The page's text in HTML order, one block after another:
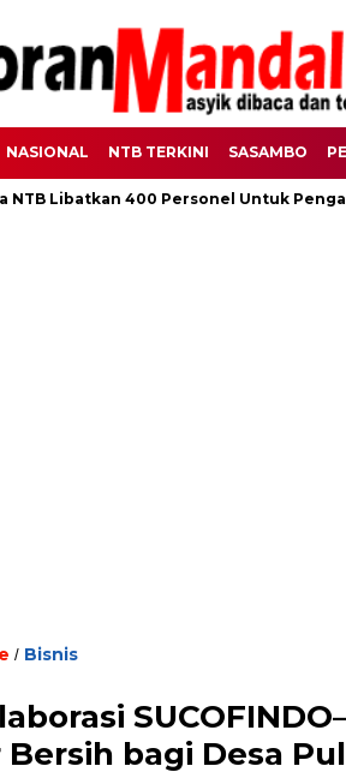
NASIONAL NTB TERKINI SASAMBO
NTB Libatkan 400 Personel Untuk
/ Bisnis
Bersih bagi Desa